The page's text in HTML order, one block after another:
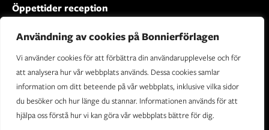
Användning av cookies på Bonnierförlagen
Vi använder cookies för att förbättra din användarupplevelse och för
att analysera hur vår webbplats används. Dessa cookies samlar
information om ditt beteende på vår webbplats, inklusive vilka sidor
du besöker och hur länge du stannar. Informationen används för att
hjälpa oss förstå hur vi kan göra vår webbplats bättre för dig.
Öppettider reception
Om Bonnierförlagen
Cookies